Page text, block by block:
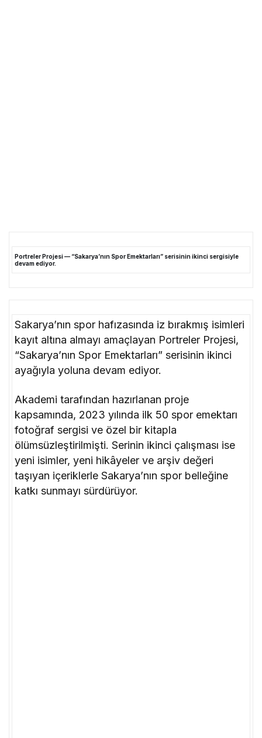
Portreler Projesi — “Sakarya’nın Spor Emektarları” serisinin ikinci sergisiyle
devam ediyor.
Sakarya’nın spor hafızasında iz bırakmış isimleri
kayıt altına almayı amaçlayan Portreler Projesi,
“Sakarya’nın Spor Emektarları” serisinin ikinci
ayağıyla yoluna devam ediyor.
Akademi tarafından hazırlanan proje
kapsamında, 2023 yılında ilk 50 spor emektarı
fotoğraf sergisi ve özel bir kitapla
ölümsüzleştirilmişti. Serinin ikinci çalışması ise
yeni isimler, yeni hikâyeler ve arşiv değeri
taşıyan içeriklerle Sakarya’nın spor belleğine
katkı sunmayı sürdürüyor.